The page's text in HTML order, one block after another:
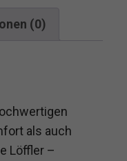
(0)
als auch
Löffler –